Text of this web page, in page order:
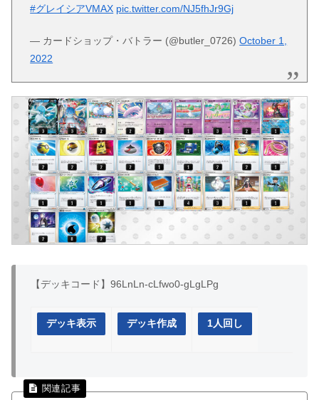
#グレイシアVMAX pic.twitter.com/NJ5fhJr9Gj
— カードショップ・バトラー (@butler_0726)October 1,
2022
【デッキコード】96LnLn-cLfwo0-gLgLPg
デッキ表示 デッキ作成 1人回し